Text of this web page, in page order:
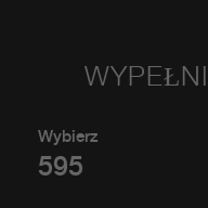
Wybierz
595